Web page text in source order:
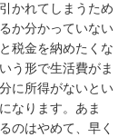
かれてしまうため
か分かっていない
税金を納めたくな
う形で生活費がま
に所得がないとい
なります。あま
のはやめて、早く